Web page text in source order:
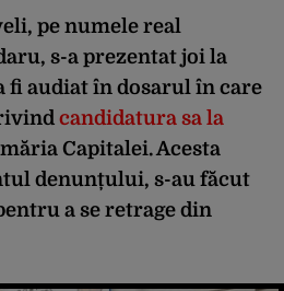
pe numele real
s-a prezentat joi la
fi audiat în dosarul în care
candidatura sa la
Capitalei. Acesta
denunțului, s-au făcut
a se retrage din